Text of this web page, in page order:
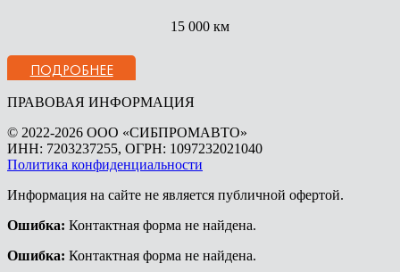
15 000 км
ПОДРОБНЕЕ
ПРАВОВАЯ ИНФОРМАЦИЯ
© 2022-2026 ООО «СИБПРОМАВТО»
ИНН: 7203237255, ОГРН: 1097232021040
Политика конфиденциальности
Информация на сайте не является публичной офертой.
Ошибка: Контактная форма не найдена.
Ошибка: Контактная форма не найдена.